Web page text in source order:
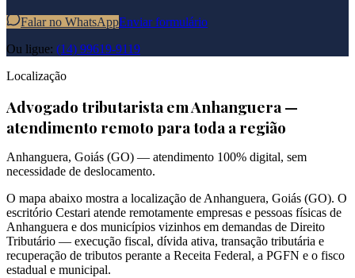
Falar no WhatsAppEnviar formulário
Ou ligue: (14) 99619-9119
Localização
Advogado tributarista emAnhanguera —
atendimento remoto para toda a região
Anhanguera, Goiás (GO) — atendimento 100% digital, sem
necessidade de deslocamento.
O mapa abaixo mostra a localização de Anhanguera, Goiás (GO). O
escritório Cestari atende remotamente empresas e pessoas físicas de
Anhanguera e dos municípios vizinhos em demandas de Direito
Tributário — execução fiscal, dívida ativa, transação tributária e
recuperação de tributos perante a Receita Federal, a PGFN e o fisco
estadual e municipal.